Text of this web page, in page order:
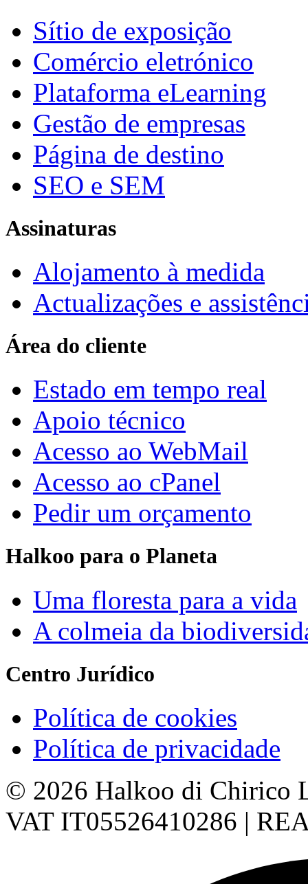
Sítio de exposição
Comércio eletrónico
Plataforma eLearning
Gestão de empresas
Página de destino
SEO e SEM
Assinaturas
Alojamento à medida
Actualizações e
Área do cliente
Estado em tempo real
Apoio técnico
Acesso ao WebMail
Acesso ao cPanel
Pedir um orçamento
Halkoo para o Planeta
Uma floresta para a vida
A colmeia da
Centro Jurídico
Política de cookies
Política de privacidade
© 2026 Halkoo di Chirico
VAT IT05526410286 |